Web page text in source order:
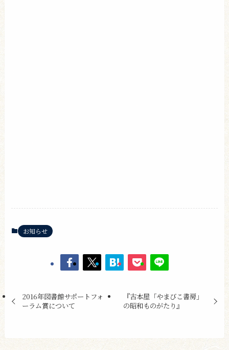
お知らせ
2016年図書館サポートフォ
ーラム賞について
『古本屋「やまびこ書房」
の昭和ものがたり』